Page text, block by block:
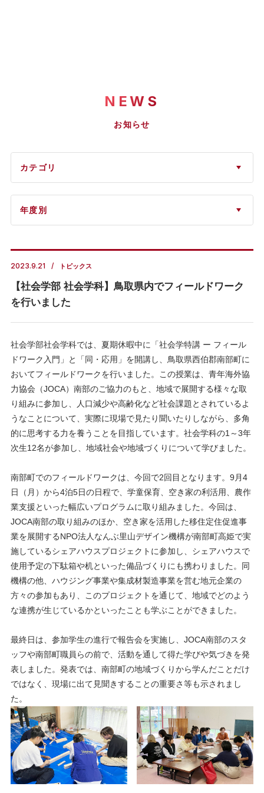
NEWS
お知らせ
2023.9.21 トピックス
【社会学部 社会学科】鳥取県内でフィールドワーク
を行いました
社会学部社会学科では、夏期休暇中に「社会学特講 ー フィール
ドワーク入門」と「同・応用」を開講し、鳥取県西伯郡南部町に
おいてフィールドワークを行いました。この授業は、青年海外協
力協会（JOCA）南部のご協力のもと、地域で展開する様々な取
り組みに参加し、人口減少や高齢化など社会課題とされているよ
うなことについて、実際に現場で見たり聞いたりしながら、多角
的に思考する力を養うことを目指しています。社会学科の1～3年
次生12名が参加し、地域社会や地域づくりについて学びました。
南部町でのフィールドワークは、今回で2回目となります。9月4
日（月）から4泊5日の日程で、学童保育、空き家の利活用、農作
業支援といった幅広いプログラムに取り組みました。今回は、
JOCA南部の取り組みのほか、空き家を活用した移住定住促進事
業を展開するNPO法人なんぶ里山デザイン機構が南部町高姫で実
施しているシェアハウスプロジェクトに参加し、シェアハウスで
使用予定の下駄箱や机といった備品づくりにも携わりました。同
機構の他、ハウジング事業や集成材製造事業を営む地元企業の
方々の参加もあり、このプロジェクトを通じて、地域でどのよう
な連携が生じているかといったことも学ぶことができました。
最終日は、参加学生の進行で報告会を実施し、JOCA南部のスタ
ッフや南部町職員らの前で、活動を通して得た学びや気づきを発
表しました。発表では、南部町の地域づくりから学んだことだけ
ではなく、現場に出て見聞きすることの重要さ等も示されまし
た。
カテゴリ
年度別